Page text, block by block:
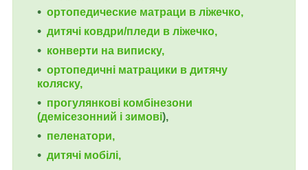
ортопедические матраци в ліжечко,
дитячі ковдри/пледи в ліжечко,
конверти на виписку,
ортопедичні матрацики в дитячу
коляску,
прогулянкові комбінезони
(демісезонний і зимові),
пеленатори,
дитячі мобілі,